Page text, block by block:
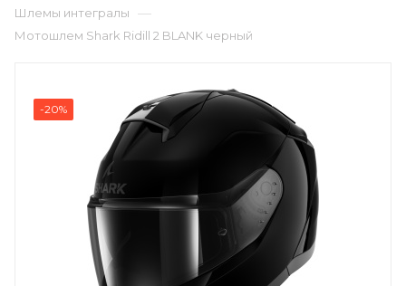
Шлемы интегралы —
Мотошлем Shark Ridill 2 BLANK черный
-20%